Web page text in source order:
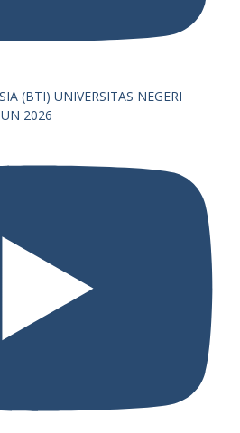
(BTI) UNIVERSITAS NEGERI
2026